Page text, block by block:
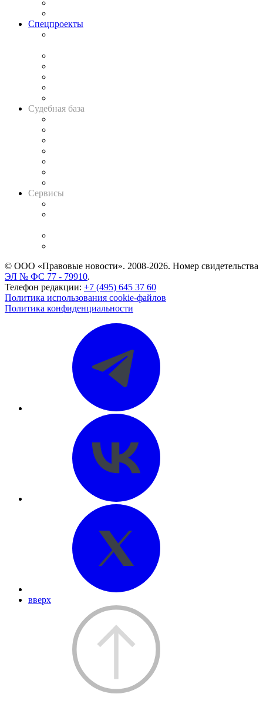
Спецпроекты
Судебная база
Сервисы
© ООО «Правовые новости». 2008-2026. Номер свидетельства
ЭЛ № ФС 77 - 79910.
Телефон редакции: +7 (495) 645 37 60
Политика использования cookie-файлов
Политика конфиденциальности
вверх